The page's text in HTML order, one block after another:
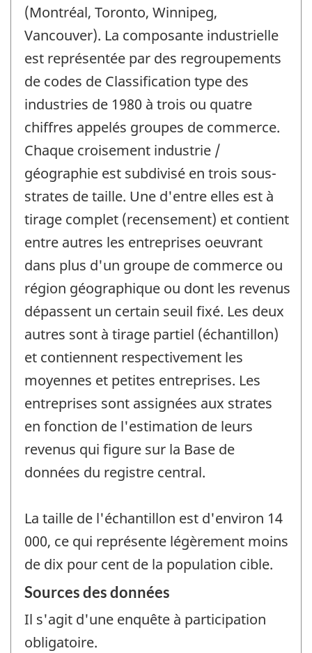
(Montréal, Toronto, Winnipeg,
Vancouver). La composante industrielle
est représentée par des regroupements
de codes de Classification type des
industries de 1980 à trois ou quatre
chiffres appelés groupes de commerce.
Chaque croisement industrie /
géographie est subdivisé en trois sous-
strates de taille. Une d'entre elles est à
tirage complet (recensement) et contient
entre autres les entreprises oeuvrant
dans plus d'un groupe de commerce ou
région géographique ou dont les revenus
dépassent un certain seuil fixé. Les deux
autres sont à tirage partiel (échantillon)
et contiennent respectivement les
moyennes et petites entreprises. Les
entreprises sont assignées aux strates
en fonction de l'estimation de leurs
revenus qui figure sur la Base de
données du registre central.
La taille de l'échantillon est d'environ 14
000, ce qui représente légèrement moins
de dix pour cent de la population cible.
Sources des données
Il s'agit d'une enquête à participation
obligatoire.